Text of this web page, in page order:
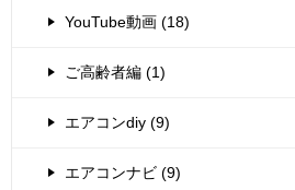
YouTube動画 (18)
ご高齢者編 (1)
エアコンdiy (9)
エアコンナビ (9)